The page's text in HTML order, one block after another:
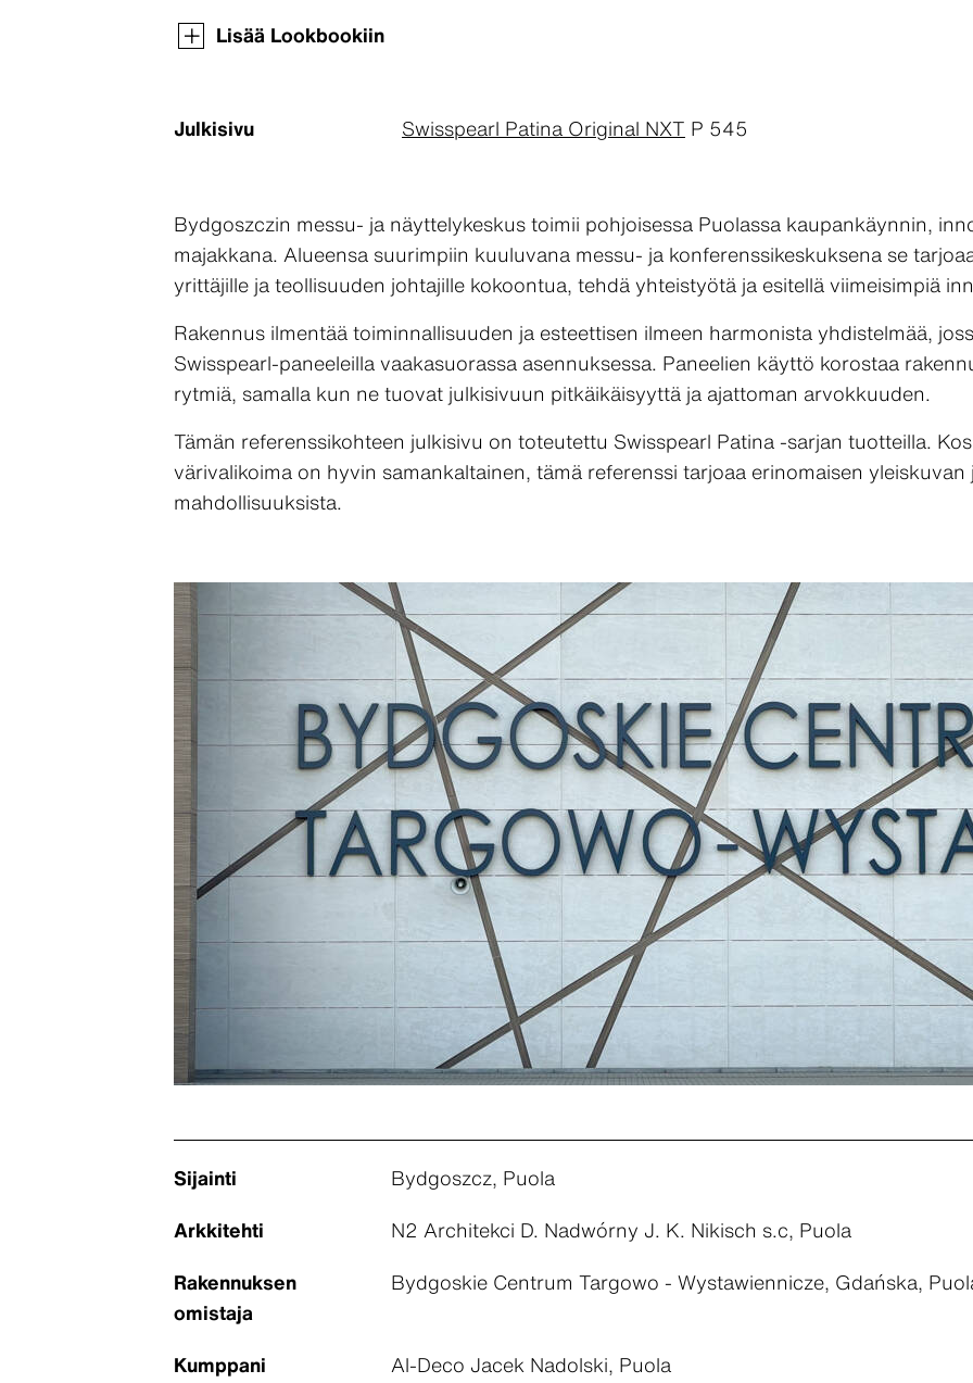
Lisää Lookbookiin
Julkisivu Swisspearl Patina Original NXT P 545
Bydgoszczin messu- ja näyttelykeskus toimii pohjoisessa Puolassa kaupankäynnin,
majakkana. Alueensa suurimpiin kuuluvana messu- ja konferenssikeskuksena se
yrittäjille ja teollisuuden johtajille kokoontua, tehdä yhteistyötä ja esitellä viimeisimpiä
Rakennus ilmentää toiminnallisuuden ja esteettisen ilmeen harmonista yhdistelmää,
Swisspearl-paneeleilla vaakasuorassa asennuksessa. Paneelien käyttö korostaa
rytmiä, samalla kun ne tuovat julkisivuun pitkäikäisyyttä ja ajattoman arvokkuuden.
Tämän referenssikohteen julkisivu on toteutettu Swisspearl Patina -sarjan tuotteilla.
värivalikoima on hyvin samankaltainen, tämä referenssi tarjoaa erinomaisen
mahdollisuuksista.
Sijainti
Bydgoszcz, Puola
Arkkitehti
N2 Architekci D. Nadwórny J. K. Nikisch s.c, Puola
Rakennuksen
omistaja
Bydgoskie Centrum Targowo - Wystawiennicze, Gdańska,
Kumppani Al-Deco Jacek Nadolski, Puola